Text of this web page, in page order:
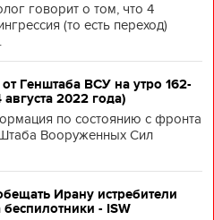
говорит о том, что 4
(то есть переход)
Генштаба ВСУ на утро 162-
2022 года)
по состоянию с фронта
Вооруженных Сил
Ирану истребители
- ISW